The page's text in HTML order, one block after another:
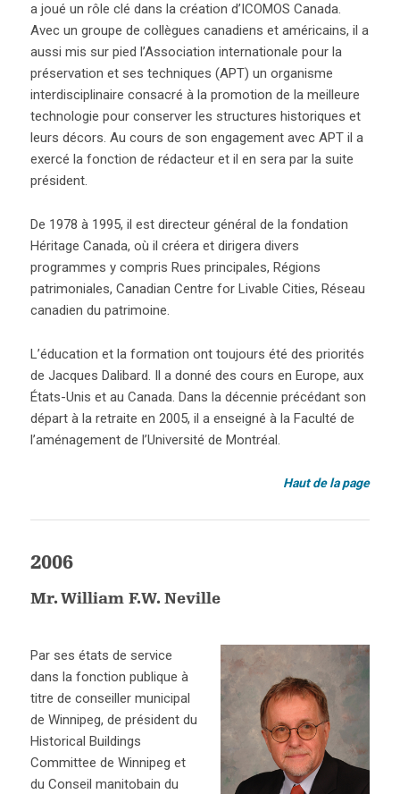
a joué un rôle clé dans la création d’ICOMOS Canada.
Avec un groupe de collègues canadiens et américains, il a
aussi mis sur pied l’Association internationale pour la
préservation et ses techniques (APT) un organisme
interdisciplinaire consacré à la promotion de la meilleure
technologie pour conserver les structures historiques et
leurs décors. Au cours de son engagement avec APT il a
exercé la fonction de rédacteur et il en sera par la suite
président.
De 1978 à 1995, il est directeur général de la fondation
Héritage Canada, où il créera et dirigera divers
programmes y compris Rues principales, Régions
patrimoniales, Canadian Centre for Livable Cities, Réseau
canadien du patrimoine.
L’éducation et la formation ont toujours été des priorités
de Jacques Dalibard. Il a donné des cours en Europe, aux
États-Unis et au Canada. Dans la décennie précédant son
départ à la retraite en 2005, il a enseigné à la Faculté de
l’aménagement de l’Université de Montréal.
Haut de la page
2006
Mr. William F.W. Neville
Par ses états de service
dans la fonction publique à
titre de conseiller municipal
de Winnipeg, de président du
Historical Buildings
Committee de Winnipeg et
du Conseil manitobain du